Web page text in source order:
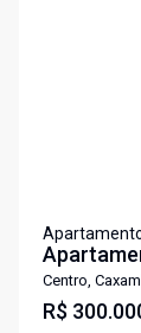
Caxambu
Centro,
R$